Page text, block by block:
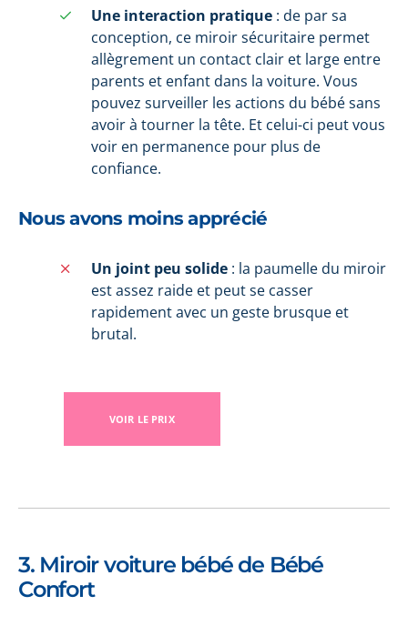
Une interaction pratique : de par sa
conception, ce miroir sécuritaire permet
allègrement un contact clair et large entre
parents et enfant dans la voiture. Vous
pouvez surveiller les actions du bébé sans
avoir à tourner la tête. Et celui-ci peut vous
voir en permanence pour plus de
confiance.
Nous avons moins apprécié
Un joint peu solide : la paumelle du miroir
est assez raide et peut se casser
rapidement avec un geste brusque et
brutal.
VOIR LE PRIX
3. Miroir voiture bébé de Bébé
Confort